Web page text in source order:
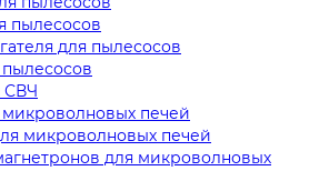
пылесосов
для пылесосов
СВЧ
печей
микроволновых печей
для микроволновых